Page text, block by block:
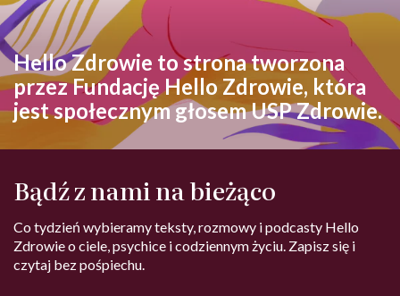
Hello Zdrowie to strona tworzona
przez Fundację Hello Zdrowie, która
jest społecznym głosem USP Zdrowie.
Bądź z nami na bieżąco
Co tydzień wybieramy teksty, rozmowy i podcasty Hello
Zdrowie o ciele, psychice i codziennym życiu. Zapisz się i
czytaj bez pośpiechu.